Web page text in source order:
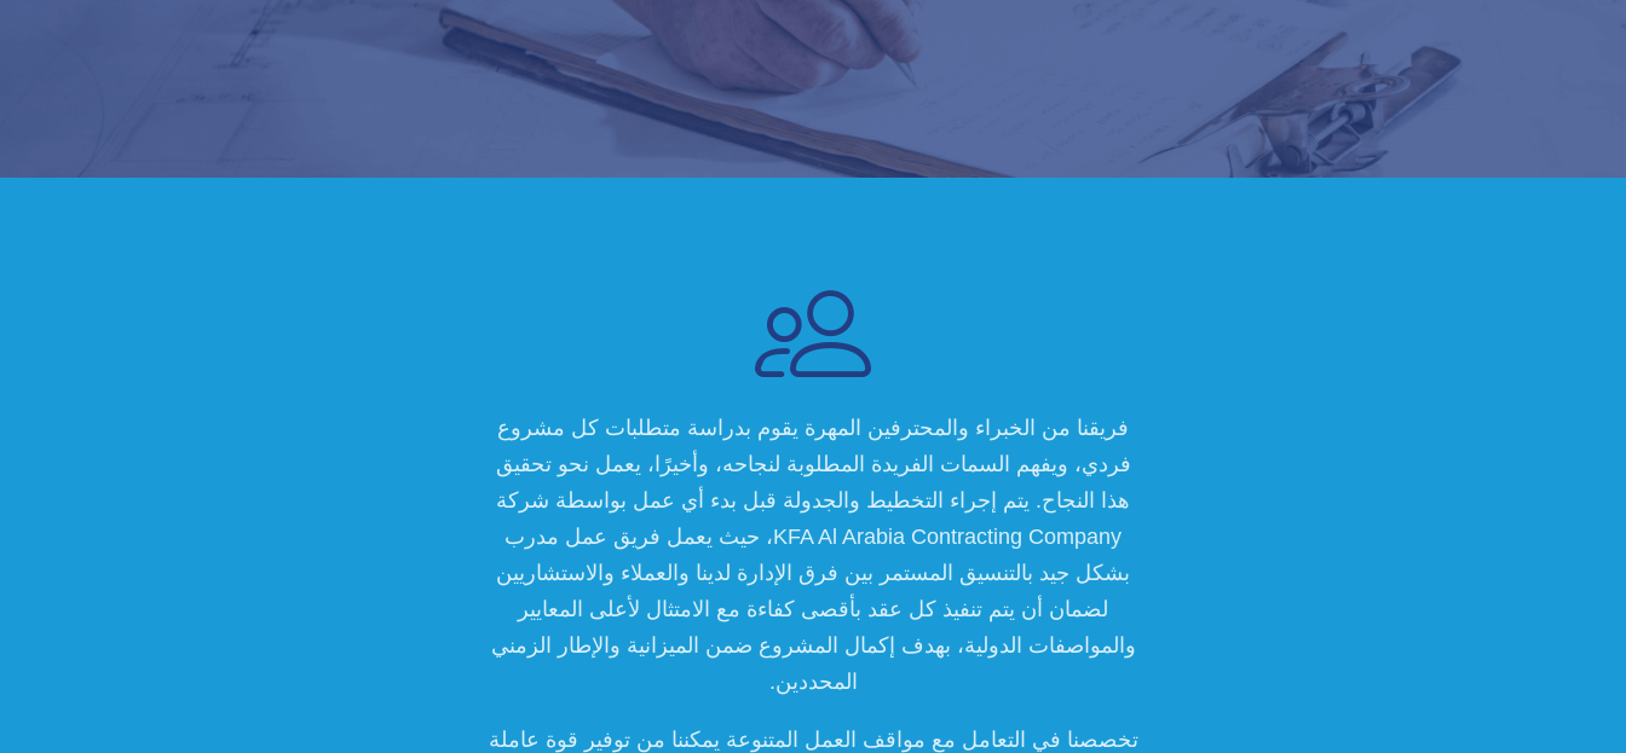

فريقنا من الخبراء والمحترفين المهرة يقوم بدراسة متطلبات كل مشروع
فردي، ويفهم السمات الفريدة المطلوبة لنجاحه، وأخيرًا، يعمل نحو تحقيق
هذا النجاح. يتم إجراء التخطيط والجدولة قبل بدء أي عمل بواسطة شركة
KFA Al Arabia Contracting Company، حيث يعمل فريق عمل مدرب
بشكل جيد بالتنسيق المستمر بين فرق الإدارة لدينا والعملاء والاستشاريين
لضمان أن يتم تنفيذ كل عقد بأقصى كفاءة مع الامتثال لأعلى المعايير
والمواصفات الدولية، بهدف إكمال المشروع ضمن الميزانية والإطار الزمني
المحددين.
تخصصنا في التعامل مع مواقف العمل المتنوعة يمكننا من توفير قوة عاملة